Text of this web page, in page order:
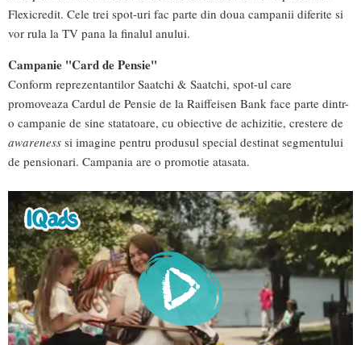
Flexicredit. Cele trei spot-uri fac parte din doua campanii diferite si
vor rula la TV pana la finalul anului.
Campanie "Card de Pensie"
Conform reprezentantilor Saatchi & Saatchi, spot-ul care
promoveaza Cardul de Pensie de la Raiffeisen Bank face parte dintr-
o campanie de sine statatoare, cu obiective de achizitie, crestere de
awareness si imagine pentru produsul special destinat segmentului
de pensionari. Campania are o promotie atasata.